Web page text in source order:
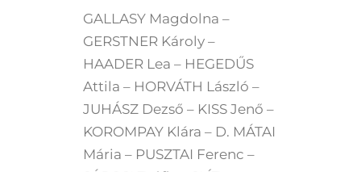
GALLASY Magdolna –
GERSTNER Károly –
HAADER Lea – HEGEDŰS
Attila – HORVÁTH László –
JUHÁSZ Dezső – KISS Jenő –
KOROMPAY Klára – D. MÁTAI
Mária – PUSZTAI Ferenc –